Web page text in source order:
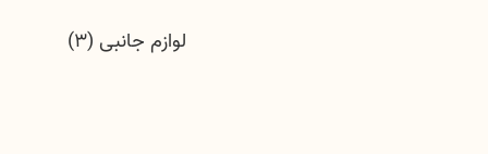
لوازم جانبی (3)